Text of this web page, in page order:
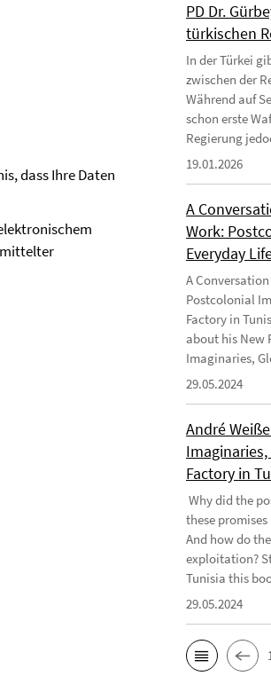
dass Ihre Daten
PD Dr.
türkischen
In der Türkei
zwischen der
Während auf
schon erste
Regierung
19.01.2026
A
Work:
Everyday
A
Postcolonial
Factory in
about his New
Imaginaries,
29.05.2024
André
Factory in
Why did the
these
And how do
exploitation?
Tunisia this
29.05.2024